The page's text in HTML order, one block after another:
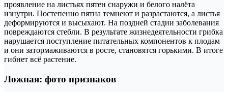
проявление на листьях пятен снаружи и белого налёта
изнутри. Постепенно пятна темнеют и разрастаются, а листья
деформируются и высыхают. На поздней стадии заболевания
повреждаются стебли. В результате жизнедеятельности грибка
нарушается поступление питательных компонентов к плодам
и они затормаживаются в росте, становятся горькими. В итоге
гибнет всё растение.
Ложная: фото признаков